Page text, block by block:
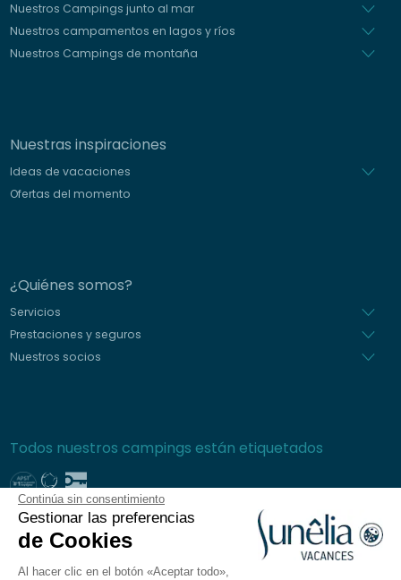
Continúa sin consentimiento
Gestionar las preferencias
de Cookies
Al hacer clic en el botón «Aceptar todo»,
Nuestros Campings junto al mar
Nuestros campamentos en lagos y ríos
Nuestros Campings de montaña
Nuestras inspiraciones
Ideas de vacaciones
Ofertas del momento
¿Quiénes somos?
Servicios
Prestaciones y seguros
Nuestros socios
Todos nuestros campings están etiquetados
Pago seguro